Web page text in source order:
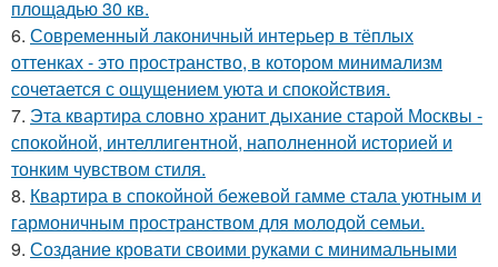
площадью 30 кв.
6. Современный лаконичный интерьер в тёплых
оттенках - это пространство, в котором минимализм
сочетается с ощущением уюта и спокойствия.
7. Эта квартира словно хранит дыхание старой Москвы -
спокойной, интеллигентной, наполненной историей и
тонким чувством стиля.
8. Квартира в спокойной бежевой гамме стала уютным и
гармоничным пространством для молодой семьи.
9. Создание кровати своими руками с минимальными